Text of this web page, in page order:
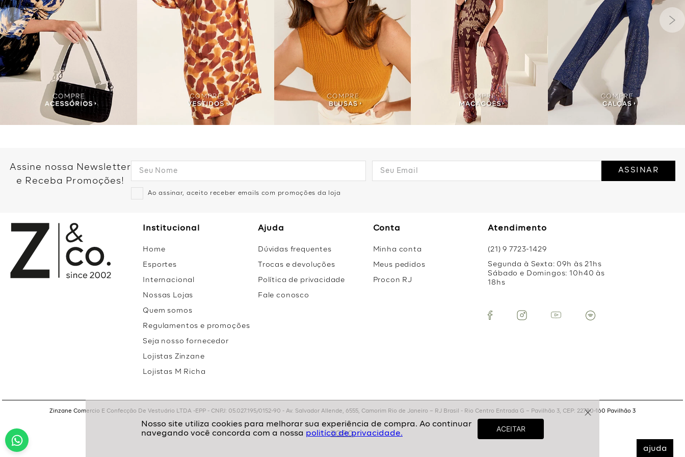
ajuda
politíca de privacidade.
Assine nossa Newsletter
e Receba Promoções!
Ao assinar, aceito receber emails com promoções da loja
ASSINAR
Institucional
Home
Esportes
Internacional
Nossas Lojas
Quem somos
Regulamentos e promoções
Seja nosso fornecedor
Lojistas Zinzane
Lojistas M Richa
Ajuda
Dúvidas frequentes
Trocas e devoluções
Política de privacidade
Fale conosco
Conta
Minha conta
Meus pedidos
Procon RJ
Atendimento
(21) 9 7723-1429
Segunda à Sexta: 09h às 21hs
Sábado e Domingos: 10h40 às
18hs
Zinzane Comercio E Confecção De Vestuário LTDA -EPP - CNPJ: 05.027.195/0152-90 - Av. Salvador Allende, 6555, Camorim Rio de Janeiro – RJ Brasil - Rio Centro Entrada G – Pavilhão 3, CEP: 22780-160 Pavilhão 3
TOPO